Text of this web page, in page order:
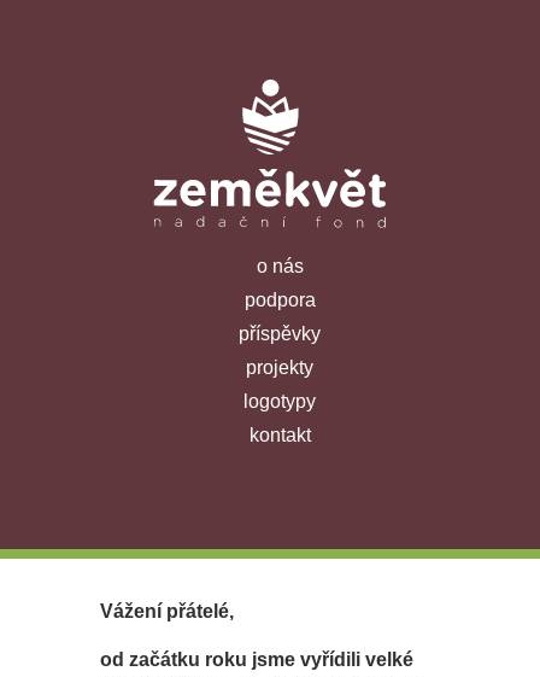
o nás
podpora
příspěvky
projekty
logotypy
kontakt
Vážení přátelé,
od začátku roku jsme vyřídili velké